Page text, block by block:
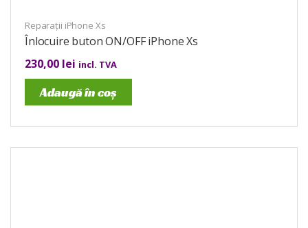
Reparații iPhone Xs
Înlocuire buton ON/OFF iPhone Xs
230,00 lei incl. TVA
Adaugă în coș